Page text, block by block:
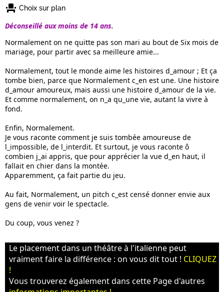
Choix sur plan
Déconseillé aux moins de 14 ans.
Normalement on ne quitte pas son mari au bout de Six mois de
mariage, pour partir avec sa meilleure amie...
Normalement, tout le monde aime les histoires d_amour ; Et ça
tombe bien, parce que Normalement c_en est une. Une histoire
d_amour amoureux, mais aussi une histoire d_amour de la vie.
Et comme normalement, on n_a qu_une vie, autant la vivre à
fond.
Enfin, Normalement.
Je vous raconte comment je suis tombée amoureuse de
l_impossible, de l_interdit. Et surtout, je vous raconte ô
combien j_ai appris, que pour apprécier la vue d_en haut, il
fallait en chier dans la montée.
Apparemment, ça fait partie du jeu.
Au fait, Normalement, un pitch c_est censé donner envie aux
gens de venir voir le spectacle.
Du coup, vous venez ?
Le placement dans un théâtre à l'italienne peut
vraiment faire la différence : on vous dit tout ! CLIQUEZ
!
Vous trouverez également dans cette Page d'autres